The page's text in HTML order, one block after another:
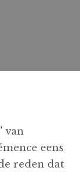
van
eens
reden dat